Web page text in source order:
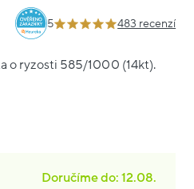
5 483 recenzí
o ryzosti 585/1000 (14kt).
Doručíme do: 12.08.